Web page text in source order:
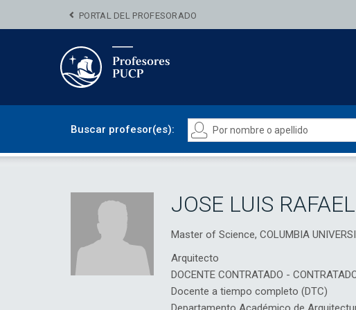
PORTAL DEL PROFESORADO
Buscar profesor(es):
JOSE LUIS
Master of Science, COLUMBIA
Arquitecto
DOCENTE CONTRATADO -
Docente a tiempo completo (DTC)